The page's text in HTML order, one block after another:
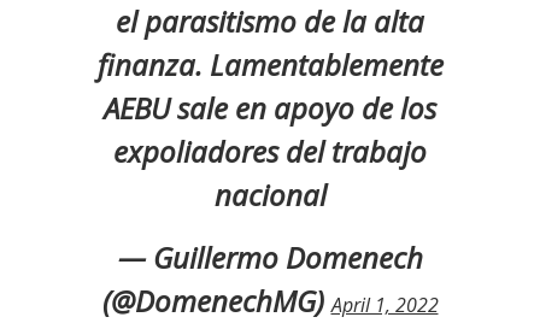
el parasitismo de la alta
finanza. Lamentablemente
AEBU sale en apoyo de los
expoliadores del trabajo
nacional
— Guillermo Domenech
(@DomenechMG)April 1, 2022